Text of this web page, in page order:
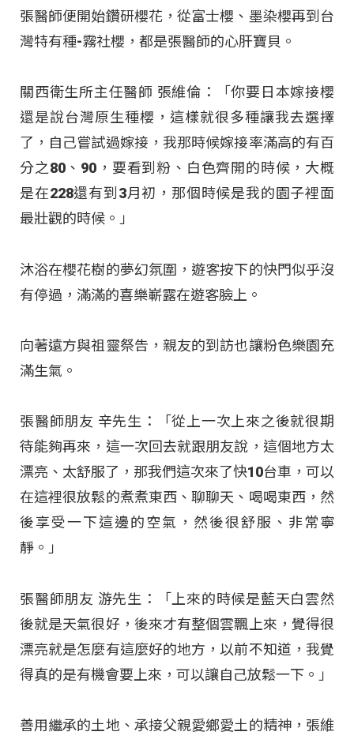
張醫師便開始鑽研櫻花，從富士櫻、墨染櫻再到台
灣特有種-霧社櫻，都是張醫師的心肝寶貝。
關西衛生所主任醫師 張維倫：「你要日本嫁接櫻
還是說台灣原生種櫻，這樣就很多種讓我去選擇
了，自己嘗試過嫁接，我那時候嫁接率滿高的有百
分之80、90，要看到粉、白色齊開的時候，大概
是在228還有到3月初，那個時候是我的園子裡面
最壯觀的時候。」
沐浴在櫻花樹的夢幻氛圍，遊客按下的快門似乎沒
有停過，滿滿的喜樂嶄露在遊客臉上。
向著遠方與祖靈祭告，親友的到訪也讓粉色樂園充
滿生氣。
張醫師朋友 辛先生：「從上一次上來之後就很期
待能夠再來，這一次回去就跟朋友說，這個地方太
漂亮、太舒服了，那我們這次來了快10台車，可以
在這裡很放鬆的煮煮東西、聊聊天、喝喝東西，然
後享受一下這邊的空氣，然後很舒服、非常寧
靜。」
張醫師朋友 游先生：「上來的時候是藍天白雲然
後就是天氣很好，後來才有整個雲飄上來，覺得很
漂亮就是怎麼有這麼好的地方，以前不知道，我覺
得真的是有機會要上來，可以讓自己放鬆一下。」
善用繼承的土地、承接父親愛鄉愛土的精神，張維